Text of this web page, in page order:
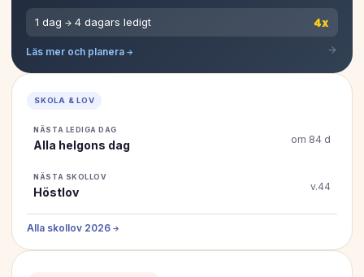
1 dag → 4 dagars ledigt 4x
Läs mer och planera →
SKOLA & LOV
NÄSTA LEDIGA DAG
Alla helgons dag om 84 d
NÄSTA SKOLLOV
Höstlov v.44
Alla skollov 2026 →